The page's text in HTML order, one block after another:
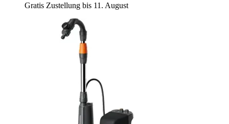
Gratis Zustellung bis 11. August